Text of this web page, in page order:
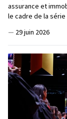
assurance et
le cadre de la série
— 29 juin 2026